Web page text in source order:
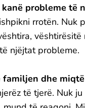
probleme të
rrotën. Nuk
njëjtat probleme.
familjen dhe miqtë
të tjerë. Nuk